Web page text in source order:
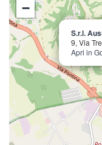
S.r.l.
9, Via
Apri in
−